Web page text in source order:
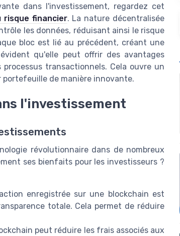
dans l'investissement, regardez cet
risque financier. La nature décentralisée
les données, réduisant ainsi le risque
bloc est lié au précédent, créant une
qu'elle peut offrir des avantages
transactionnels. Cela ouvre un
de manière innovante.
l'investissement
révolutionnaire dans de nombreux
ses bienfaits pour les investisseurs ?
enregistrée sur une blockchain est
totale. Cela permet de réduire
peut réduire les frais associés aux